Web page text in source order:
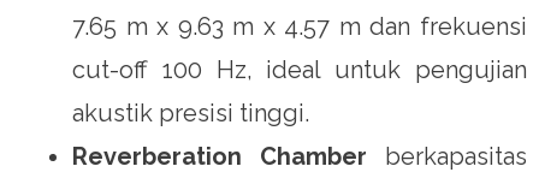
7.65 m x 9.63 m x 4.57 m dan frekuensi
cut-off 100 Hz, ideal untuk pengujian
akustik presisi tinggi.
Reverberation Chamber berkapasitas